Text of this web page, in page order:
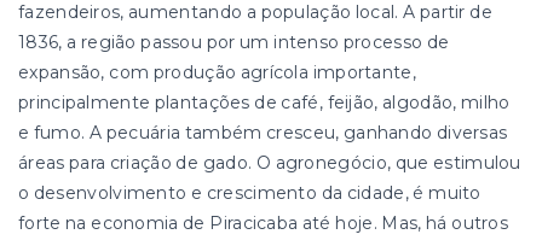
fazendeiros, aumentando a população local. A partir de
1836, a região passou por um intenso processo de
expansão, com produção agrícola importante,
principalmente plantações de café, feijão, algodão, milho
e fumo. A pecuária também cresceu, ganhando diversas
áreas para criação de gado. O agronegócio, que estimulou
o desenvolvimento e crescimento da cidade, é muito
forte na economia de Piracicaba até hoje. Mas, há outros